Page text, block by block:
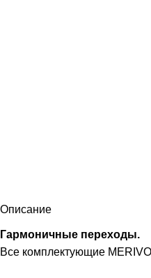
Описание
Гармоничные переходы.
Все комплектующие